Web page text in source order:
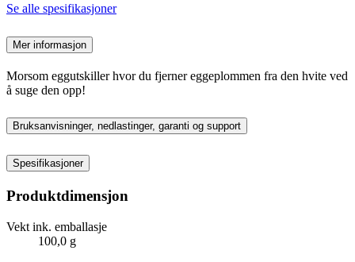
Se alle spesifikasjoner
Mer informasjon
Morsom eggutskiller hvor du fjerner eggeplommen fra den hvite ved
å suge den opp!
Bruksanvisninger, nedlastinger, garanti og support
Spesifikasjoner
Produktdimensjon
Vekt ink. emballasje
100,0 g